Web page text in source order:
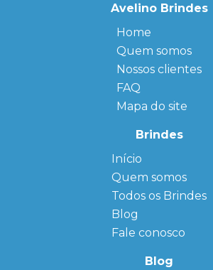
Avelino Brindes
Home
Quem somos
Nossos clientes
FAQ
Mapa do site
Brindes
Início
Quem somos
← Back
FAQ
Sitemap
Todos os Brindes
← Back
Agendas
Personalizadas
Personalizado
personalizados
Blog
Fale conosco
Blog